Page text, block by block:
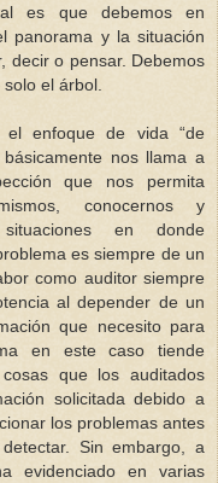
es que debemos en
panorama y la situación
decir o pensar. Debemos
el árbol.
el enfoque de vida “de
nos llama a
que nos permita
conocernos y
en donde
es siempre de un
como auditor siempre
al depender de un
que necesito para
en este caso tiende
que los auditados
solicitada debido a
los problemas antes
Sin embargo, a
evidenciado en varias